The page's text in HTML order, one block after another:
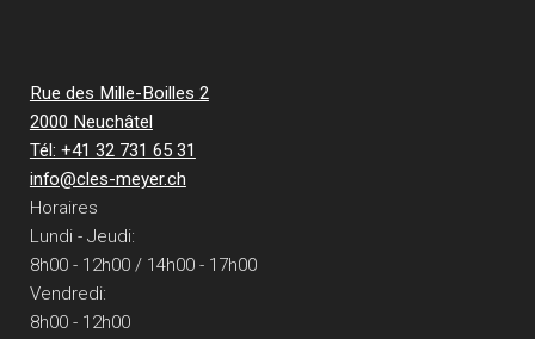
Rue des Mille-Boilles 2
2000 Neuchâtel
Tél: +41 32 731 65 31
info@cles-meyer.ch
Horaires
Lundi - Jeudi:
8h00 - 12h00 / 14h00 - 17h00
Vendredi:
8h00 - 12h00